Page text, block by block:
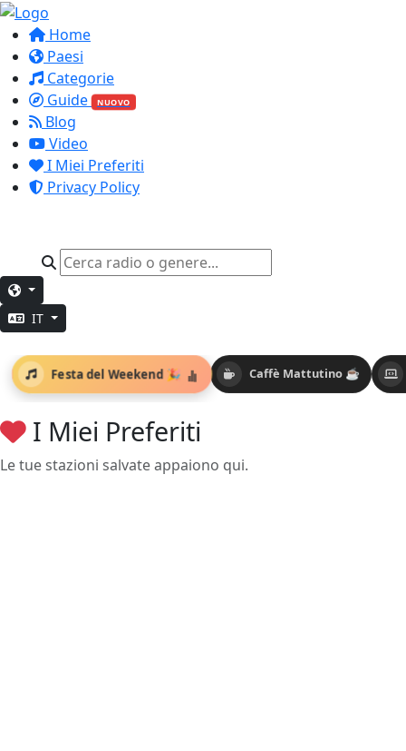
Home
Paesi
Categorie
Guide
NUOVO
Blog
Video
I Miei Preferiti
Privacy Policy
IT
Caffè Mattutino ☕
Festa del Weekend 🎉
I Miei Preferiti
Le tue stazioni salvate appaiono qui.